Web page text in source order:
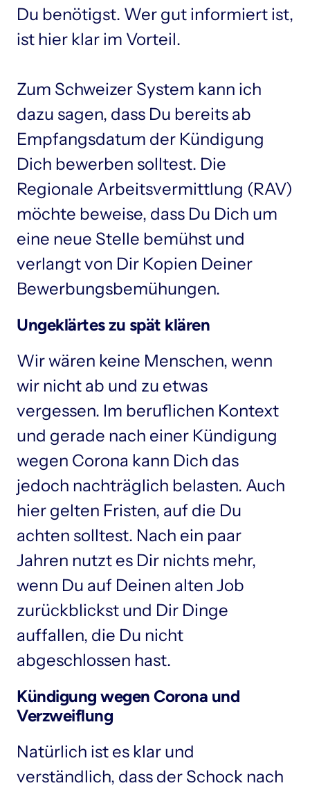
Du benötigst. Wer gut informiert ist,
ist hier klar im Vorteil.
Zum Schweizer System kann ich
dazu sagen, dass Du bereits ab
Empfangsdatum der Kündigung
Dich bewerben solltest. Die
Regionale Arbeitsvermittlung (RAV)
möchte beweise, dass Du Dich um
eine neue Stelle bemühst und
verlangt von Dir Kopien Deiner
Ungeklärtes zu spät klären
Wir wären keine Menschen, wenn
wir nicht ab und zu etwas
vergessen. Im beruflichen Kontext
und gerade nach einer Kündigung
wegen Corona kann Dich das
jedoch nachträglich belasten. Auch
hier gelten Fristen, auf die Du
achten solltest. Nach ein paar
Jahren nutzt es Dir nichts mehr,
wenn Du auf Deinen alten Job
zurückblickst und Dir Dinge
auffallen, die Du nicht
abgeschlossen hast.
Kündigung wegen Corona und
Verzweiflung
Natürlich ist es klar und
verständlich, dass der Schock nach